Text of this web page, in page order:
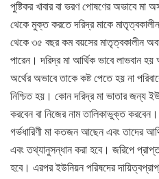
পুষ্টিকর খাবার বা ভরণ পোষণের অভাবে
থেকে মুক্ত করতে দরিদ্র মাকে
থেকে ৩৫ বছর কম বয়সের মাতৃত্বকালীন
পারেন। দরিদ্র মা আর্থিক ভাবে লাভবান হয়
অর্থের অভাবে তাকে কষ্ট পেতে হয় না
নিশ্চিত হয়। কোন দরিদ্র মা ভাতার জন্য
করবেন বা নিজের নাম তালিকাভুক্ত
গর্ভধারিণী মা কতজন আছেন এবং তাদের
এবং তথ্যানুসন্ধান করা হবে। জরিপে
হবে। এরপর ইউনিয়ন পরিষদের